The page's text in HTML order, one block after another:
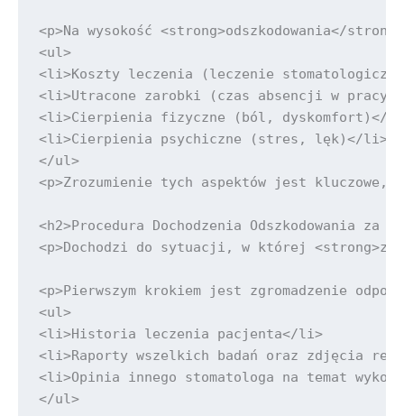
<p>Na wysokość <strong>odszkodowania</
<ul>
<li>Koszty leczenia (leczenie
<li>Utracone zarobki (czas absencji w
<li>Cierpienia fizyczne (ból, dyskomfort)</
<li>Cierpienia psychiczne (stres, lęk)</li>
</ul>
<p>Zrozumienie tych aspektów jest kluczowe,
<h2>Procedura Dochodzenia Odszkodowania za
<p>Dochodzi do sytuacji, w której
<p>Pierwszym krokiem jest zgromadzenie
<ul>
<li>Historia leczenia pacjenta</li>
<li>Raporty wszelkich badań oraz zdjęcia
<li>Opinia innego stomatologa na temat
</ul>